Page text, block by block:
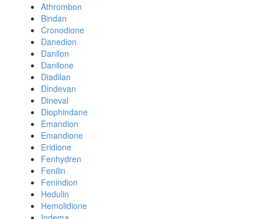
Athrombon
Bindan
Cronodione
Danedion
Danilon
Danilone
Diadilan
Dindevan
Dineval
Diophindane
Emandion
Emandione
Eridione
Fenhydren
Fenilin
Fenindion
Hedulin
Hemolidione